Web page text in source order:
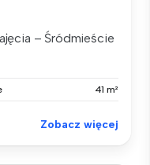
– Śródmieście
41 m²
Zobacz więcej